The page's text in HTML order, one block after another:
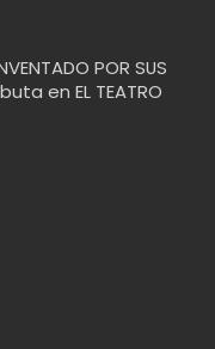
POR SUS
en EL TEATRO